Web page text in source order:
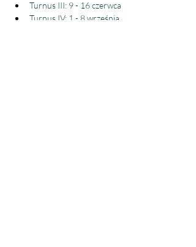
Turnus III: 9 - 16 czerwca
Turnus IV: 1 - 8 września